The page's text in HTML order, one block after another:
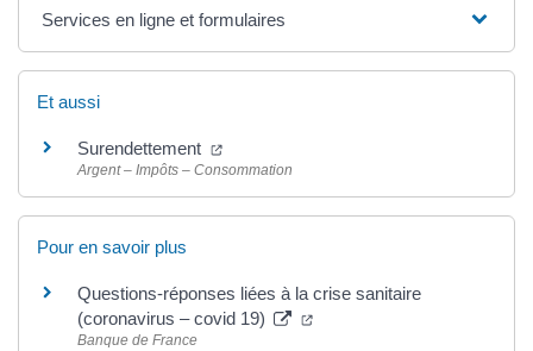
Services en ligne et formulaires
Et aussi
Surendettement
Argent – Impôts – Consommation
Pour en savoir plus
Questions-réponses liées à la crise sanitaire
(coronavirus – covid 19)
Banque de France